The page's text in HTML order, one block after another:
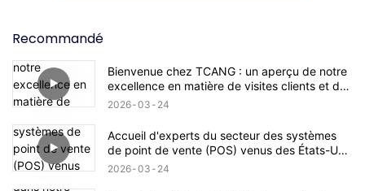
Recommandé
Bienvenue chez TCANG : un aperçu de notre
excellence en matière de visites clients et de
production
2026 03 24
Accueil d'experts du secteur des systèmes
de point de vente (POS) venus des États-Unis
à l'usine TCANG
2026 03 24